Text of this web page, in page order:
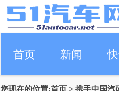
首页 新闻
您现在的位置:首页 > 携手中国汽